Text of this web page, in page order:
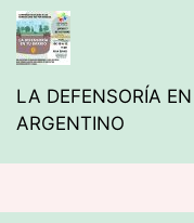
LA DEFENSORÍA
ARGENTINO